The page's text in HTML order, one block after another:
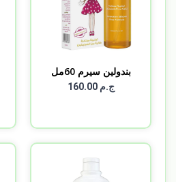
بندولين سيرم 60مل
ج.م 160.00